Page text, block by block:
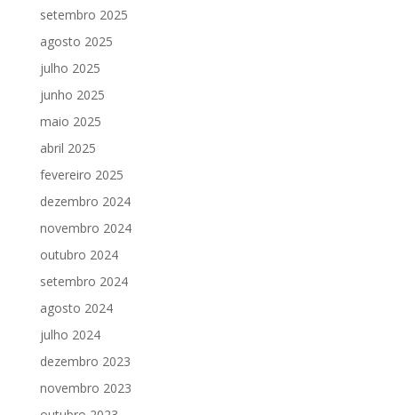
setembro 2025
agosto 2025
julho 2025
junho 2025
maio 2025
abril 2025
fevereiro 2025
dezembro 2024
novembro 2024
outubro 2024
setembro 2024
agosto 2024
julho 2024
dezembro 2023
novembro 2023